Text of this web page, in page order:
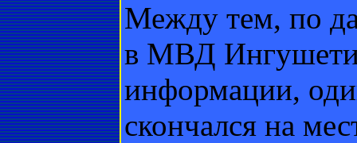
Между тем, по
в МВД
информации,
скончался на